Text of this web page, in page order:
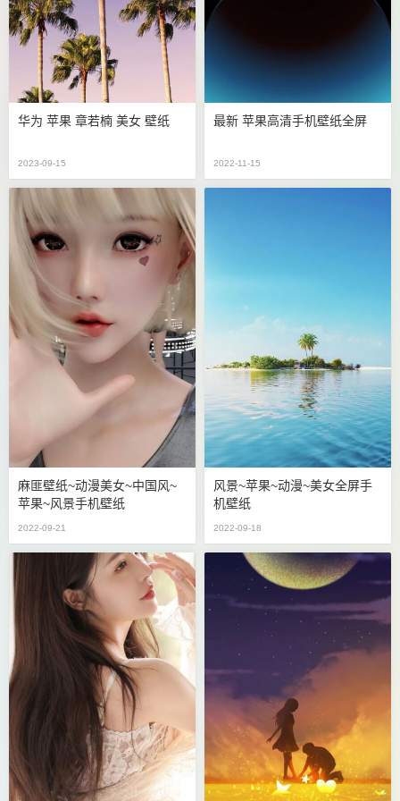
华为 苹果 章若楠 美女 壁纸
2023-09-15
最新 苹果高清手机壁纸全屏
2022-11-15
麻匪壁纸~动漫美女~中国风~
苹果~风景手机壁纸
2022-09-21
风景~苹果~动漫~美女全屏手
机壁纸
2022-09-18